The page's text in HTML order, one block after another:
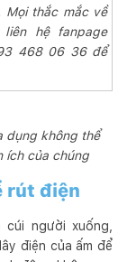
Mọi thắc mắc về
hệ fanpage
468 06 36 để
dụng không thể
ích của chúng
rút điện
người xuống,
điện của ấm để